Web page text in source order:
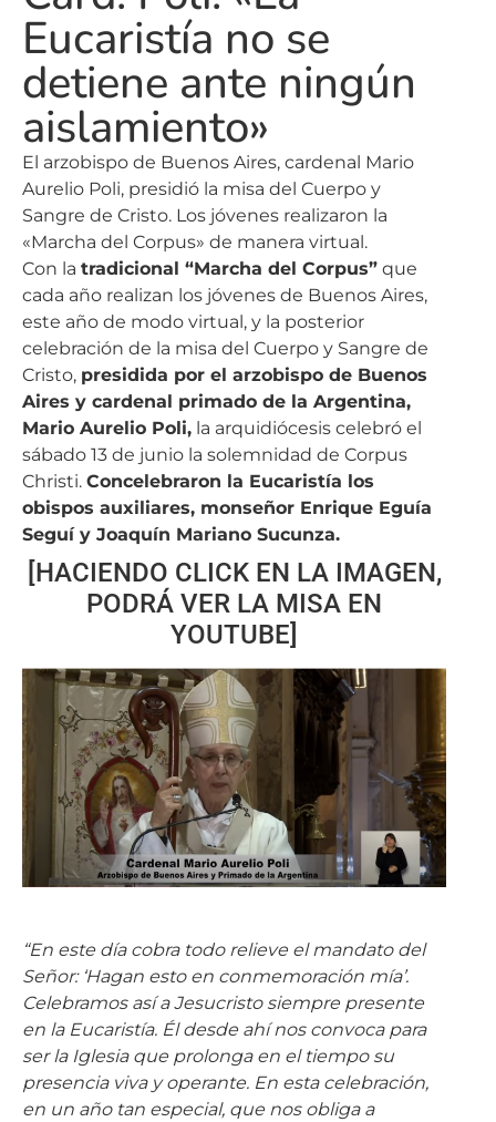
Eucaristía no se
detiene ante ningún
aislamiento»
El arzobispo de Buenos Aires, cardenal Mario
Aurelio Poli, presidió la misa del Cuerpo y
Sangre de Cristo. Los jóvenes realizaron la
«Marcha del Corpus» de manera virtual.
Con la tradicional “Marcha del Corpus” que
cada año realizan los jóvenes de Buenos Aires,
este año de modo virtual, y la posterior
celebración de la misa del Cuerpo y Sangre de
Cristo, presidida por el arzobispo de Buenos
Aires y cardenal primado de la Argentina,
Mario Aurelio Poli, la arquidiócesis celebró el
sábado 13 de junio la solemnidad de Corpus
Christi. Concelebraron la Eucaristía los
obispos auxiliares, monseñor Enrique Eguía
Seguí y Joaquín Mariano Sucunza.
[HACIENDO CLICK EN LA IMAGEN,
PODRÁ VER LA MISA EN
YOUTUBE]
“En este día cobra todo relieve el mandato del
Señor: ‘Hagan esto en conmemoración mía’.
Celebramos así a Jesucristo siempre presente
en la Eucaristía. Él desde ahí nos convoca para
ser la Iglesia que prolonga en el tiempo su
presencia viva y operante. En esta celebración,
en un año tan especial, que nos obliga a